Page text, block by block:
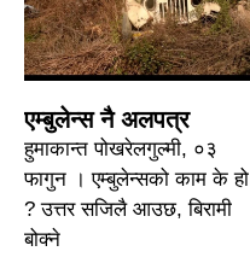
एम्बुलेन्स नै अलपत्र
हुमाकान्त पोखरेलगुल्मी, ०३
फागुन । एम्बुलेन्सको काम के हो
? उत्तर सजिलै आउछ, बिरामी
बोक्ने